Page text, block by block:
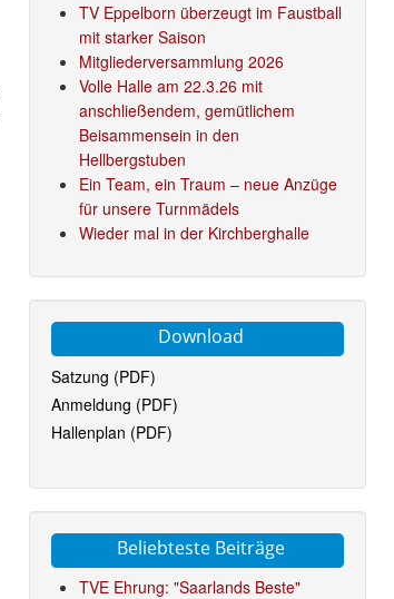
TV Eppelborn überzeugt im Faustball
mit starker Saison
Mitgliederversammlung 2026
Volle Halle am 22.3.26 mit
anschließendem, gemütlichem
Beisammensein in den
Hellbergstuben
Ein Team, ein Traum – neue Anzüge
für unsere Turnmädels
Wieder mal in der Kirchberghalle
Download
Satzung (PDF)
Anmeldung (PDF)
Hallenplan (PDF)
Beliebteste Beiträge
TVE Ehrung: "Saarlands Beste"